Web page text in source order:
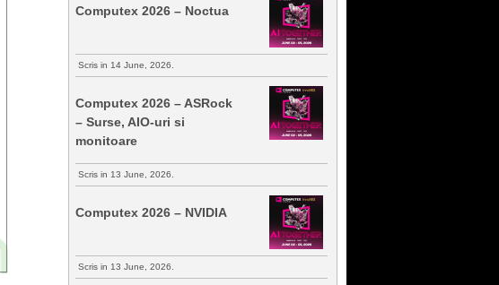
Computex 2026 – Noctua
Scris in 14 June, 2026.
Computex 2026 – ASRock
– Surse, AIO-uri si
monitoare
Scris in 13 June, 2026.
Computex 2026 – NVIDIA
Scris in 13 June, 2026.